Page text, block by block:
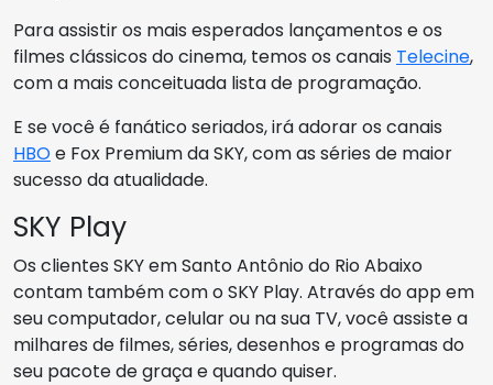
Para assistir os mais esperados lançamentos e os
filmes clássicos do cinema, temos os canais Telecine,
com a mais conceituada lista de programação.
E se você é fanático seriados, irá adorar os canais
HBOe Fox Premium da SKY, com as séries de maior
sucesso da atualidade.
SKY Play
Os clientes SKY em Santo Antônio do Rio Abaixo
contam também com o SKY Play. Através do app em
seu computador, celular ou na sua TV, você assiste a
milhares de filmes, séries, desenhos e programas do
seu pacote de graça e quando quiser.